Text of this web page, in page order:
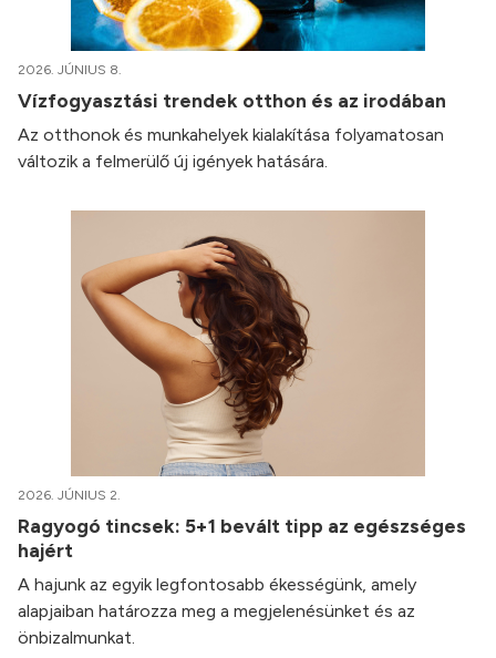
2026. JÚNIUS 8.
Vízfogyasztási trendek otthon és az irodában
Az otthonok és munkahelyek kialakítása folyamatosan
változik a felmerülő új igények hatására.
2026. JÚNIUS 2.
Ragyogó tincsek: 5+1 bevált tipp az egészséges
hajért
A hajunk az egyik legfontosabb ékességünk, amely
alapjaiban határozza meg a megjelenésünket és az
önbizalmunkat.